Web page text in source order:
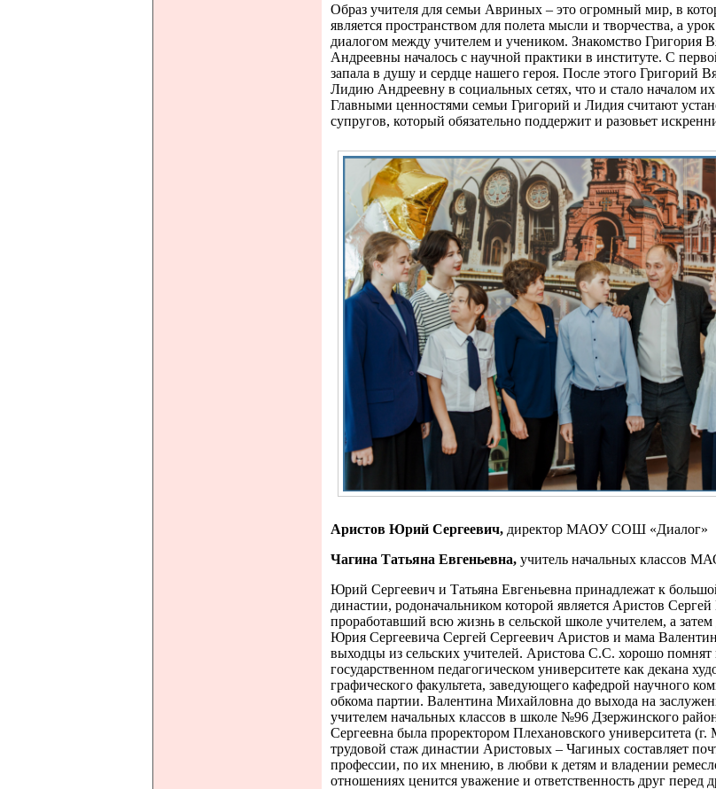
Образ учителя для семьи Авриных – это огромный мир, в
является пространством для полета мысли и творчества, а
диалогом между учителем и учеником. Знакомство Григория
Андреевны началось с научной практики в институте. С
запала в душу и сердце нашего героя. После этого Григорий
Лидию Андреевну в социальных сетях, что и стало началом
Главными ценностями семьи Григорий и Лидия считают
супругов, который обязательно поддержит и разовьет
Аристов Юрий Сергеевич, директор МАОУ СОШ «Диалог»
Чагина Татьяна Евгеньевна, учитель начальных классов
Юрий Сергеевич и Татьяна Евгеньевна принадлежат к
династии, родоначальником которой является Аристов
проработавший всю жизнь в сельской школе учителем, а
Юрия Сергеевича Сергей Сергеевич Аристов и мама
выходцы из сельских учителей. Аристова С.С. хорошо
государственном педагогическом университете как декана
графического факультета, заведующего кафедрой научного
обкома партии. Валентина Михайловна до выхода на
учителем начальных классов в школе №96 Дзержинского
Сергеевна была проректором Плехановского университета
трудовой стаж династии Аристовых – Чагиных составляет
профессии, по их мнению, в любви к детям и владении
отношениях ценится уважение и ответственность друг перед